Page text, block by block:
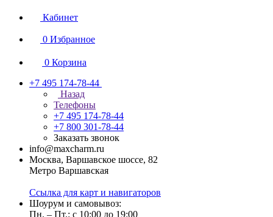
Кабинет
0 Избранное
0 Корзина
+7 495 174-78-44
Назад
Телефоны
+7 495 174-78-44
+7 800 301-78-44
Заказать звонок
info@maxcharm.ru
Москва, Варшавское шоссе, 82
Метро Варшавская
Ссылка для карт и навигаторов
Шоурум и самовывоз:
Пн. – Пт.: с 10:00 до 19:00